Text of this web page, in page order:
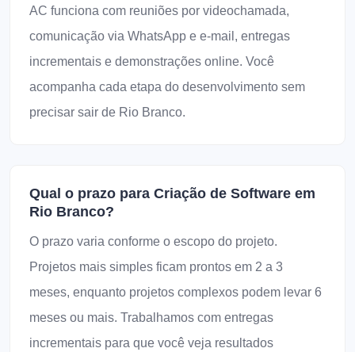
AC funciona com reuniões por videochamada,
comunicação via WhatsApp e e-mail, entregas
incrementais e demonstrações online. Você
acompanha cada etapa do desenvolvimento sem
precisar sair de Rio Branco.
Qual o prazo para Criação de Software em
Rio Branco?
O prazo varia conforme o escopo do projeto.
Projetos mais simples ficam prontos em 2 a 3
meses, enquanto projetos complexos podem levar 6
meses ou mais. Trabalhamos com entregas
incrementais para que você veja resultados